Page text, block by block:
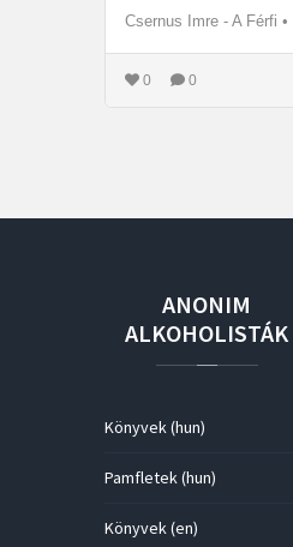
Csernus Imre - A Férfi •
0 0
ANONIM
ALKOHOLISTÁK
Könyvek (hun)
Pamfletek (hun)
Könyvek (en)